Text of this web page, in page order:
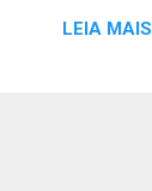
sem
é feita de forma
LEIA MAIS